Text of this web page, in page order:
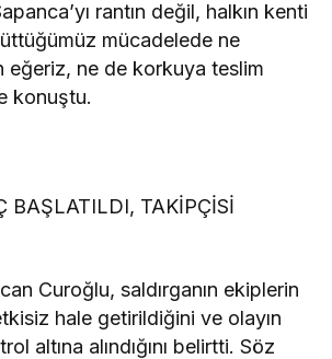
rantın değil, halkın kenti
mücadelede ne
eğeriz, ne de korkuya teslim
konuştu.
BAŞLATILDI, TAKİPÇİSİ
Curoğlu, saldırganın ekiplerin
hale getirildiğini ve olayın
altına alındığını belirtti. Söz